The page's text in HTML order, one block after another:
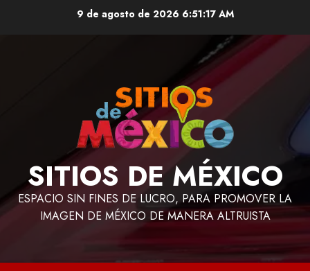
9 de agosto de 2026 6:51:18 AM
SITIOS DE MÉXICO
ESPACIO SIN FINES DE LUCRO, PARA PROMOVER LA
IMAGEN DE MÉXICO DE MANERA ALTRUISTA